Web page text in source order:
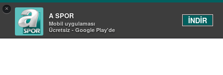
×
A SPOR
Mobil uygulaması
Ücretsiz - Google Play'de
İNDİR